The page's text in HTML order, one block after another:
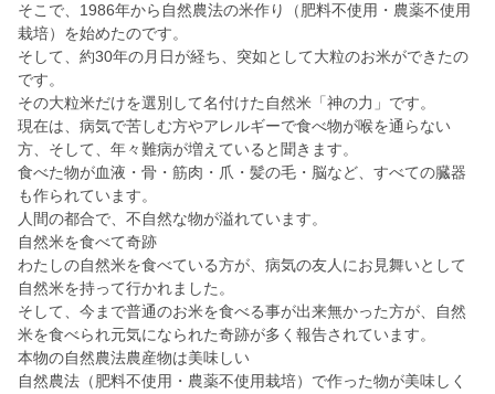
そこで、1986年から自然農法の米作り（肥料不使用・農薬不使用
栽培）を始めたのです。
そして、約30年の月日が経ち、突如として大粒のお米ができたの
です。
その大粒米だけを選別して名付けた自然米「神の力」です。
現在は、病気で苦しむ方やアレルギーで食べ物が喉を通らない
方、そして、年々難病が増えていると聞きます。
食べた物が血液・骨・筋肉・爪・髪の毛・脳など、すべての臓器
も作られています。
人間の都合で、不自然な物が溢れています。
自然米を食べて奇跡
わたしの自然米を食べている方が、病気の友人にお見舞いとして
自然米を持って行かれました。
そして、今まで普通のお米を食べる事が出来無かった方が、自然
米を食べられ元気になられた奇跡が多く報告されています。
本物の自然農法農産物は美味しい
自然農法（肥料不使用・農薬不使用栽培）で作った物が美味しく